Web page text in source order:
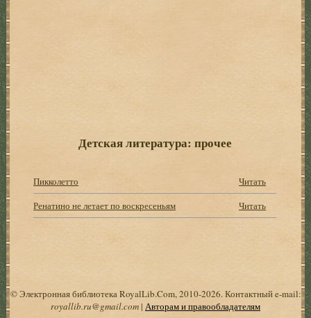
Детская литература: прочее
Пикколетто
Читать
Ренатино не летает по воскресеньям
Читать
© Электронная библиотека RoyalLib.Com, 2010-2026. Контактный e-mail:
royallib.ru@gmail.com| Авторам и правообладателям